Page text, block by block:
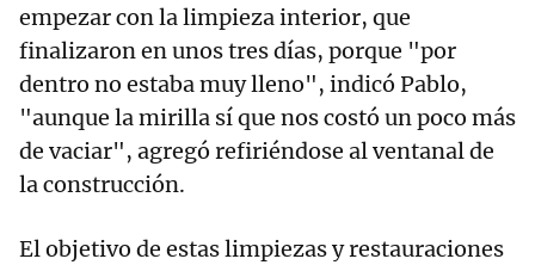
empezar con la limpieza interior, que
finalizaron en unos tres días, porque "por
dentro no estaba muy lleno", indicó Pablo,
"aunque la mirilla sí que nos costó un poco más
de vaciar", agregó refiriéndose al ventanal de
la construcción.
El objetivo de estas limpiezas y restauraciones